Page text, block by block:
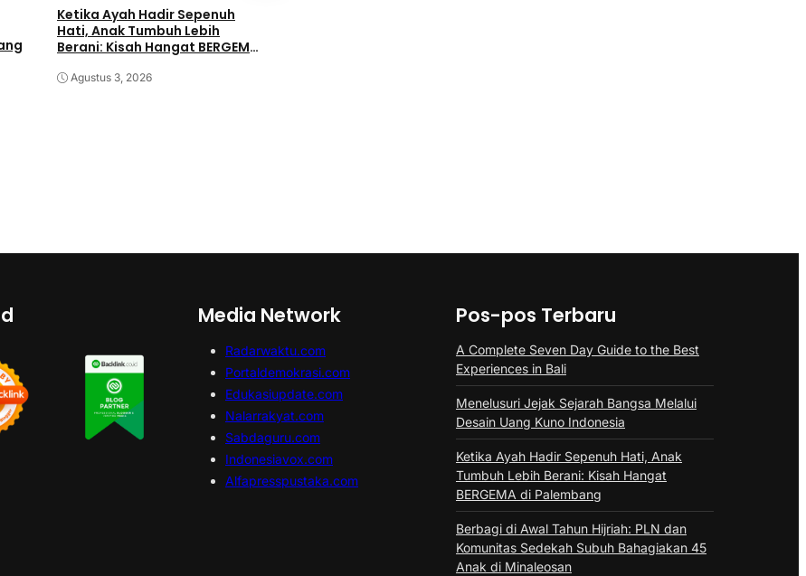
Ketika Ayah Hadir Sepenuh
Hati, Anak Tumbuh Lebih
Berani: Kisah Hangat BERGEMA
Agustus 3, 2026
Media Network
Radarwaktu.com
Portaldemokrasi.com
Edukasiupdate.com
Nalarrakyat.com
Sabdaguru.com
Indonesiavox.com
Alfapresspustaka.com
Pos-pos Terbaru
A Complete Seven Day Guide to the Best
Experiences in Bali
Menelusuri Jejak Sejarah Bangsa Melalui
Desain Uang Kuno Indonesia
Ketika Ayah Hadir Sepenuh Hati, Anak
Tumbuh Lebih Berani: Kisah Hangat
BERGEMA di Palembang
Berbagi di Awal Tahun Hijriah: PLN dan
Komunitas Sedekah Subuh Bahagiakan 45
Anak di Minaleosan